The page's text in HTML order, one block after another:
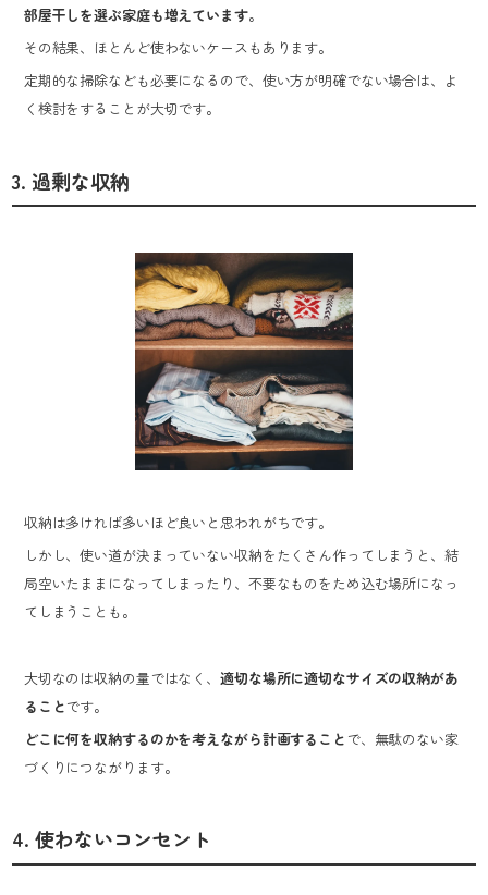
部屋干しを選ぶ家庭も増えています。
その結果、ほとんど使わないケースもあります。
定期的な掃除なども必要になるので、使い方が明確でない場合は、よ
く検討をすることが大切です。
3. 過剰な収納
収納は多ければ多いほど良いと思われがちです。
しかし、使い道が決まっていない収納をたくさん作ってしまうと、結
局空いたままになってしまったり、不要なものをため込む場所になっ
てしまうことも。
大切なのは収納の量ではなく、適切な場所に適切なサイズの収納があ
ることです。
どこに何を収納するのかを考えながら計画すること で、無駄のない家
づくりにつながります。
4. 使わないコンセント